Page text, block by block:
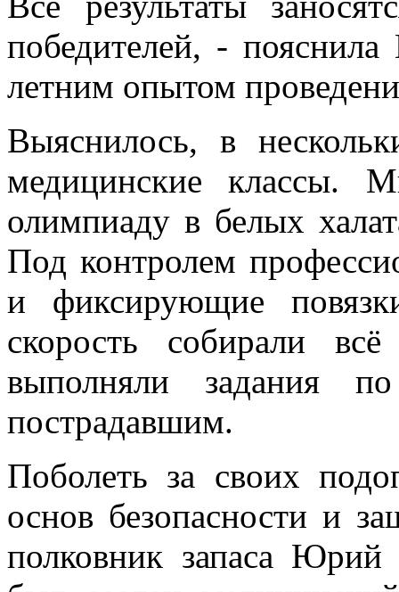
победителей, -
летним опытом
Выяснилось, в
медицинские классы.
олимпиаду в белых
Под контролем
и фиксирующие
скорость собирали
выполняли задания
пострадавшим.
Поболеть за своих
основ безопасности и
полковник запаса